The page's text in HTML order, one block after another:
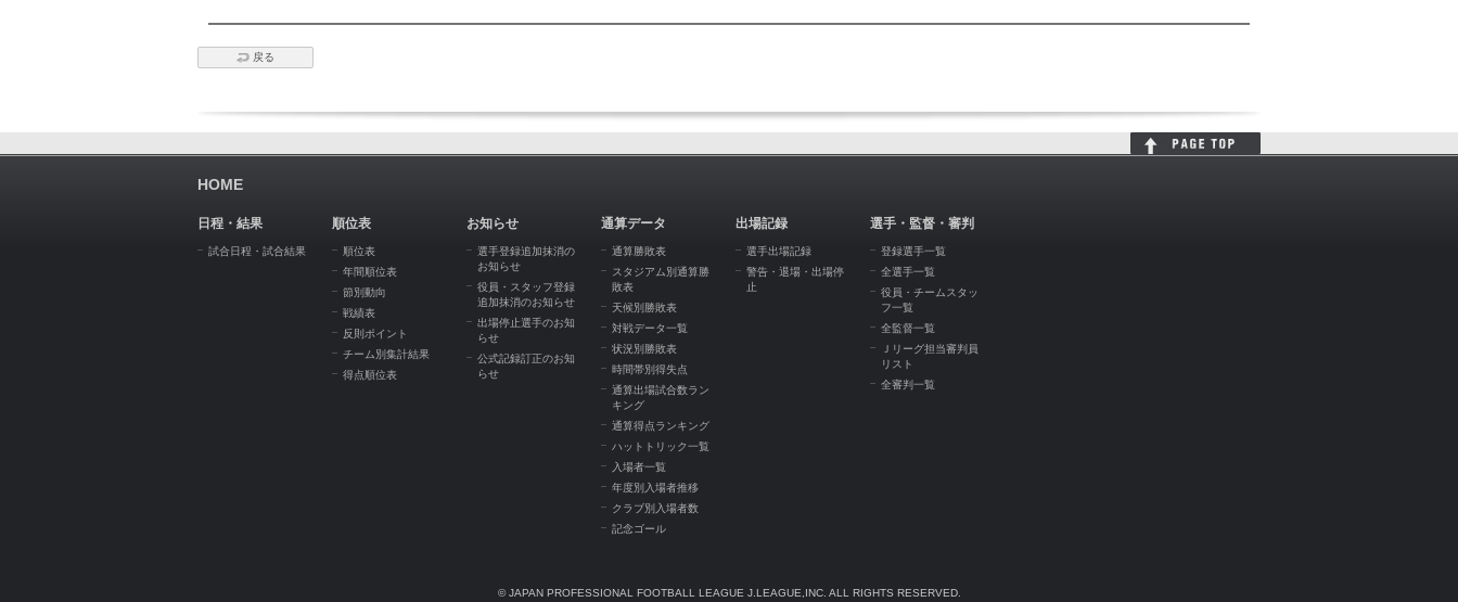
戻る
HOME
日程・結果
試合日程・試合結果
順位表
順位表
年間順位表
節別動向
戦績表
反則ポイント
チーム別集計結果
得点順位表
お知らせ
選手登録追加抹消の
お知らせ
役員・スタッフ登録
追加抹消のお知らせ
出場停止選手のお知
らせ
公式記録訂正のお知
らせ
通算データ
通算勝敗表
スタジアム別通算勝
敗表
天候別勝敗表
対戦データ一覧
状況別勝敗表
時間帯別得失点
通算出場試合数ラン
キング
通算得点ランキング
ハットトリック一覧
入場者一覧
年度別入場者推移
クラブ別入場者数
記念ゴール
出場記録
選手出場記録
警告・退場・出場停
止
選手・監督・審判
登録選手一覧
全選手一覧
役員・チームスタッ
フ一覧
全監督一覧
Ｊリーグ担当審判員
リスト
全審判一覧
© JAPAN PROFESSIONAL FOOTBALL LEAGUE J.LEAGUE,INC. ALL RIGHTS RESERVED.